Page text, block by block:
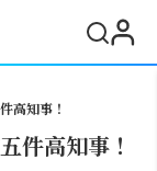
高知事！
件高知事！